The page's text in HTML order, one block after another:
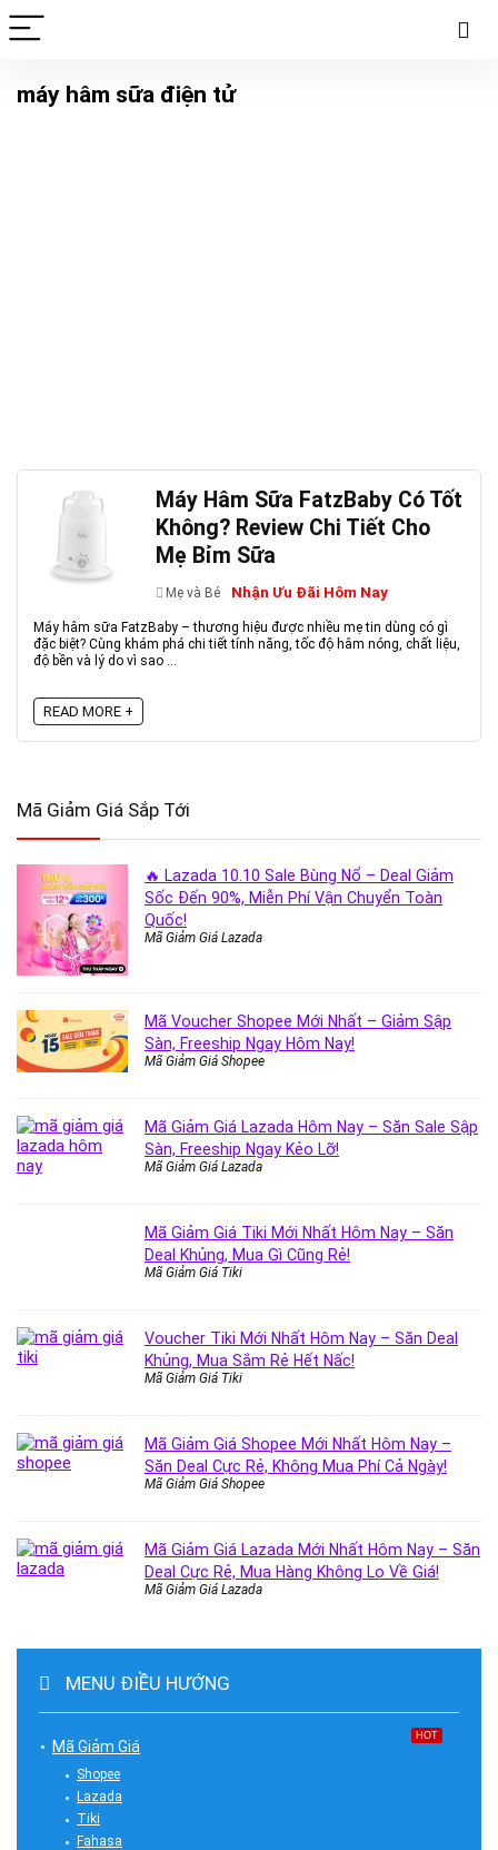
máy hâm sữa điện tử
Máy Hâm Sữa FatzBaby Có Tốt
Không? Review Chi Tiết Cho
Mẹ Bỉm Sữa
Mẹ và Bé Nhận Ưu Đãi Hôm Nay
Máy hâm sữa FatzBaby – thương hiệu được nhiều mẹ tin dùng có gì
đặc biệt? Cùng khám phá chi tiết tính năng, tốc độ hâm nóng, chất liệu,
độ bền và lý do vì sao ...
READ MORE +
Mã Giảm Giá Sắp Tới
🔥 Lazada 10.10 Sale Bùng Nổ – Deal Giảm
Sốc Đến 90%, Miễn Phí Vận Chuyển Toàn
Quốc!
Mã Giảm Giá Lazada
Mã Voucher Shopee Mới Nhất – Giảm Sập
Sàn, Freeship Ngay Hôm Nay!
Mã Giảm Giá Shopee
Mã Giảm Giá Lazada Hôm Nay – Săn Sale Sập
Sàn, Freeship Ngay Kẻo Lỡ!
Mã Giảm Giá Lazada
Mã Giảm Giá Tiki Mới Nhất Hôm Nay – Săn
Deal Khủng, Mua Gì Cũng Rẻ!
Mã Giảm Giá Tiki
Voucher Tiki Mới Nhất Hôm Nay – Săn Deal
Khủng, Mua Sắm Rẻ Hết Nấc!
Mã Giảm Giá Tiki
Mã Giảm Giá Shopee Mới Nhất Hôm Nay –
Săn Deal Cực Rẻ, Không Mua Phí Cả Ngày!
Mã Giảm Giá Shopee
Mã Giảm Giá Lazada Mới Nhất Hôm Nay – Săn
Deal Cực Rẻ, Mua Hàng Không Lo Về Giá!
Mã Giảm Giá Lazada
MENU ĐIỀU HƯỚNG
Mã Giảm Giá
HOT
Shopee
Lazada
Tiki
Fahasa